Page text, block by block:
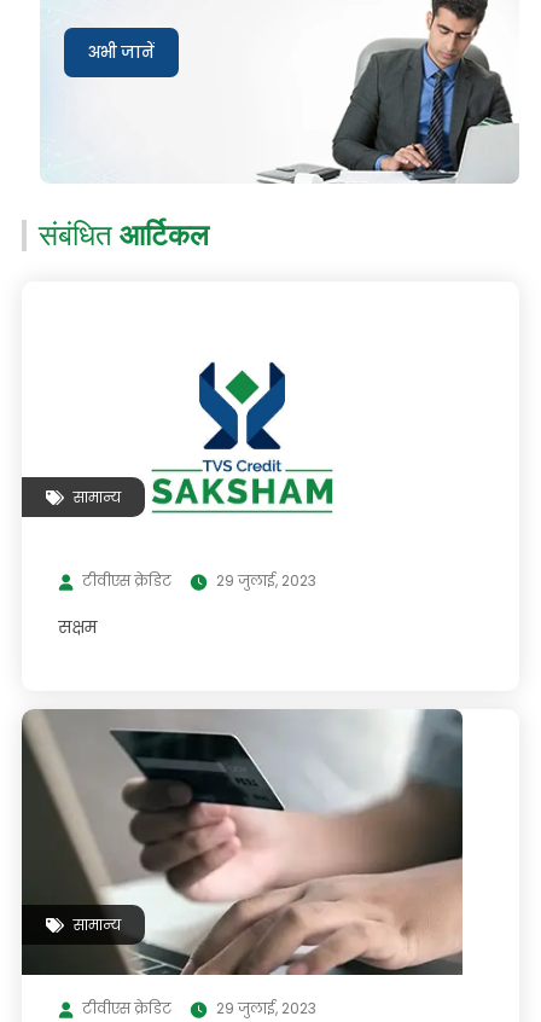
अभी जानें
संबंधितआर्टिकल
सामान्य
टीवीएस क्रेडिट 29 जुलाई, 2023
सक्षम
सामान्य
टीवीएस क्रेडिट 29 जुलाई, 2023